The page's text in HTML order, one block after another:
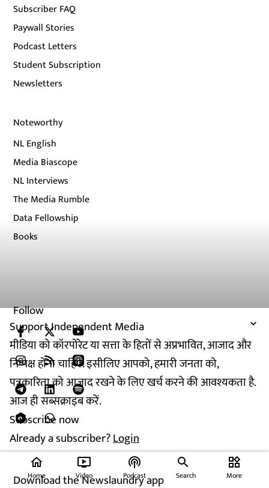
Support Independent Media
मीडिया को कॉरपोरेट या सत्ता के हितों से अप्रभावित, आजाद और
निष्पक्ष होना चाहिए. इसीलिए आपको, हमारी जनता को,
पत्रकारिता को आजाद रखने के लिए खर्च करने की आवश्यकता है.
आज ही सब्सक्राइब करें.
Subscribe now
Already a subscriber?Login
Subscriber FAQ
Paywall Stories
Podcast Letters
Student Subscription
Newsletters
Noteworthy
NL English
Media Biascope
NL Interviews
The Media Rumble
Data Fellowship
Books
Follow
Download the Newslaundry app
home
Home
ondemand_video
Video
podcasts
Podcast Search
widgets
More